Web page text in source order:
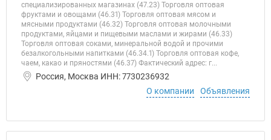
специализированных магазинах (47.23) Торговля оптовая
фруктами и овощами (46.31) Торговля оптовая мясом и
мясными продуктами (46.32) Торговля оптовая молочными
продуктами, яйцами и пищевыми маслами и жирами (46.33)
Торговля оптовая соками, минеральной водой и прочими
безалкогольными напитками (46.34.1) Торговля оптовая кофе,
чаем, какао и пряностями (46.37) Фактический адрес: г...
Россия, Москва ИНН: 7730236932
О компании
Объявления